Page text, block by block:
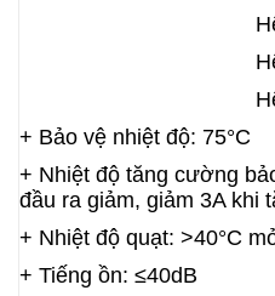
H
Hệ thống
Hệ thống
+ Bảo vệ nhiệt độ: 75°C
+ Nhiệt độ tăng cường
đầu ra giảm, giảm 3A khi t
+ Nhiệt độ quạt: >40°C
+ Tiếng ồn: ≤40dB